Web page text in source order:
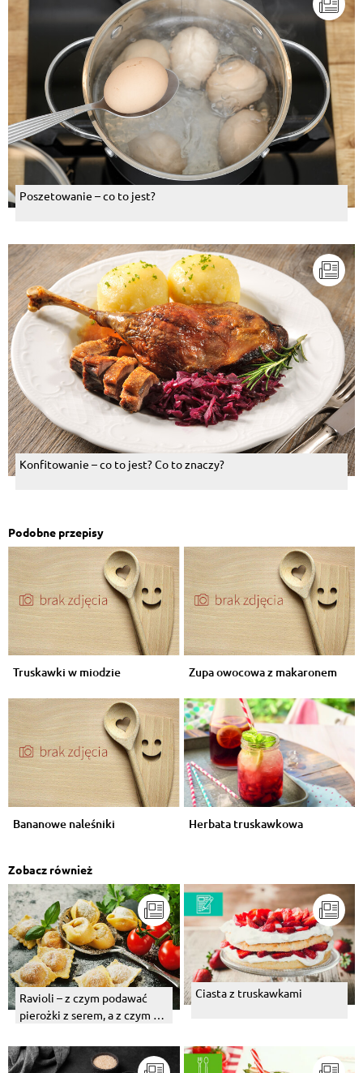
Poszetowanie – co to jest?
Konfitowanie – co to jest? Co to znaczy?
Podobne przepisy
Truskawki w miodzie Zupa owocowa z makaronem
Bananowe naleśniki Herbata truskawkowa
Zobacz również
Ravioli – z czym podawać
pierożki z serem, a z czym te
Ciasta z truskawkami